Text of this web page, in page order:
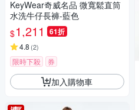
KeyWear奇威名品 微寬鬆直筒
水洗牛仔長褲-藍色
$1,211 61折
4.8 (2)
限時下殺 券
加入購物車